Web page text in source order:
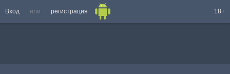
Вход или регистрация 18+